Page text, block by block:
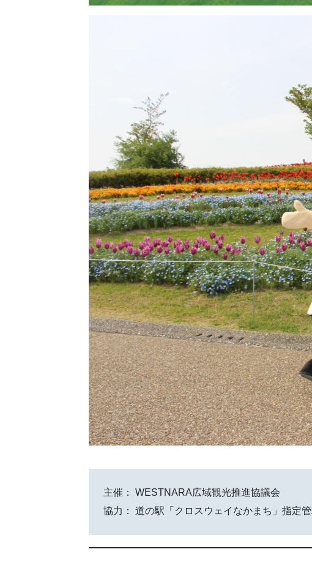
主催： WESTNARA広域観光推進協議会
協力： 道の駅「クロスウェイなかまち」指定